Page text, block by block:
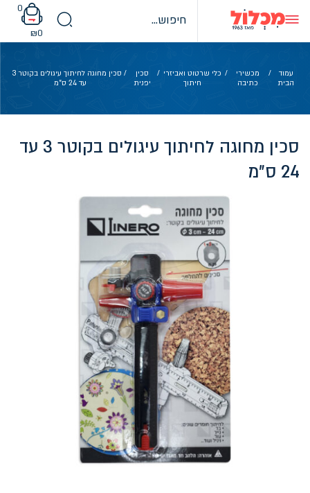
content
0
₪0
עמוד
הבית
/
מכשירי
כתיבה
/ כלי שרטוט ואביזרי
חיתוך
/
סכין
יפנית
/ סכין מחוגה לחיתוך עיגולים בקוטר 3
עד 24 ס"מ
סכין מחוגה לחיתוך עיגולים בקוטר 3 עד
24 ס"מ